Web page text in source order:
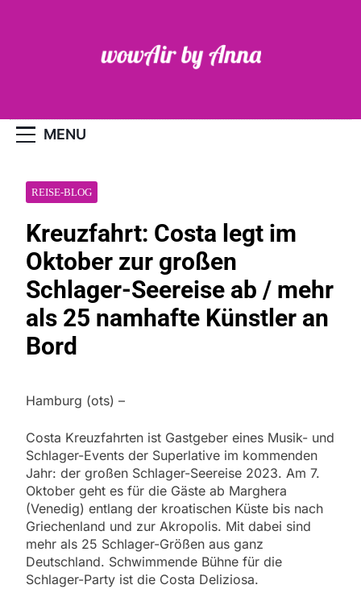
MENU
REISE-BLOG
Kreuzfahrt: Costa legt im
Oktober zur großen
Schlager-Seereise ab / mehr
als 25 namhafte Künstler an
Bord
Hamburg (ots) –
Costa Kreuzfahrten ist Gastgeber eines Musik- und
Schlager-Events der Superlative im kommenden
Jahr: der großen Schlager-Seereise 2023. Am 7.
Oktober geht es für die Gäste ab Marghera
(Venedig) entlang der kroatischen Küste bis nach
Griechenland und zur Akropolis. Mit dabei sind
mehr als 25 Schlager-Größen aus ganz
Deutschland. Schwimmende Bühne für die
Schlager-Party ist die Costa Deliziosa.